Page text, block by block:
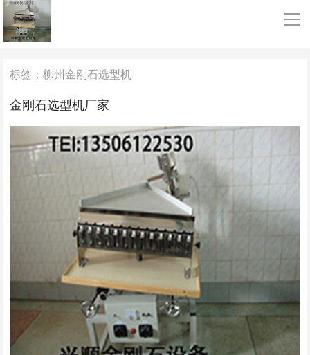
导
常州金刚石选型机
柳州金刚石选型机
锆球分选
碳化硅分选
标签：柳州金刚石选型机
金刚石选型机厂家